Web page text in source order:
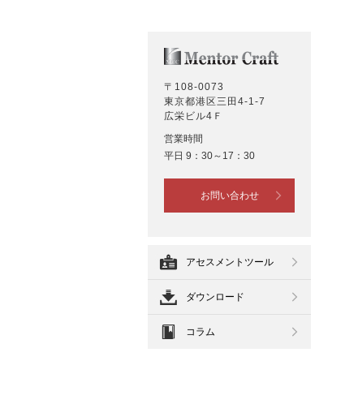
〒108-0073
東京都港区三田4-1-7
広栄ビル4Ｆ
営業時間
平日 9：30～17：30
お問い合わせ
アセスメントツール
ダウンロード
コラム